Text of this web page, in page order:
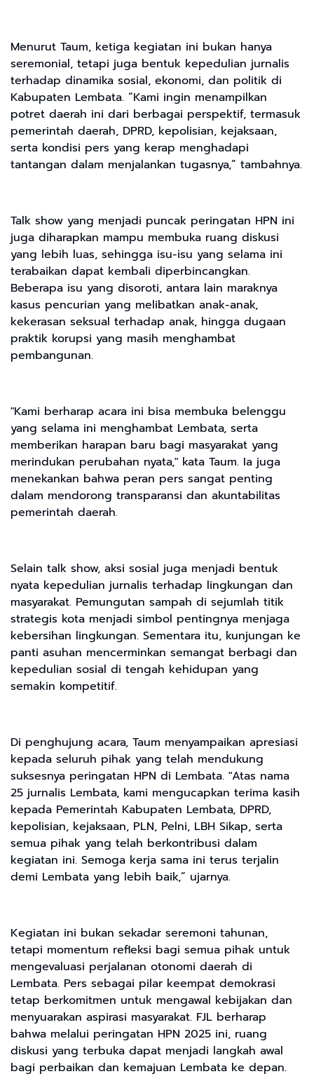
Menurut Taum, ketiga kegiatan ini bukan hanya
seremonial, tetapi juga bentuk kepedulian jurnalis
terhadap dinamika sosial, ekonomi, dan politik di
Kabupaten Lembata. “Kami ingin menampilkan
potret daerah ini dari berbagai perspektif, termasuk
pemerintah daerah, DPRD, kepolisian, kejaksaan,
serta kondisi pers yang kerap menghadapi
tantangan dalam menjalankan tugasnya,” tambahnya.
Talk show yang menjadi puncak peringatan HPN ini
juga diharapkan mampu membuka ruang diskusi
yang lebih luas, sehingga isu-isu yang selama ini
terabaikan dapat kembali diperbincangkan.
Beberapa isu yang disoroti, antara lain maraknya
kasus pencurian yang melibatkan anak-anak,
kekerasan seksual terhadap anak, hingga dugaan
praktik korupsi yang masih menghambat
pembangunan.
"Kami berharap acara ini bisa membuka belenggu
yang selama ini menghambat Lembata, serta
memberikan harapan baru bagi masyarakat yang
merindukan perubahan nyata," kata Taum. Ia juga
menekankan bahwa peran pers sangat penting
dalam mendorong transparansi dan akuntabilitas
pemerintah daerah.
Selain talk show, aksi sosial juga menjadi bentuk
nyata kepedulian jurnalis terhadap lingkungan dan
masyarakat. Pemungutan sampah di sejumlah titik
strategis kota menjadi simbol pentingnya menjaga
kebersihan lingkungan. Sementara itu, kunjungan ke
panti asuhan mencerminkan semangat berbagi dan
kepedulian sosial di tengah kehidupan yang
semakin kompetitif.
Di penghujung acara, Taum menyampaikan apresiasi
kepada seluruh pihak yang telah mendukung
suksesnya peringatan HPN di Lembata. "Atas nama
25 jurnalis Lembata, kami mengucapkan terima kasih
kepada Pemerintah Kabupaten Lembata, DPRD,
kepolisian, kejaksaan, PLN, Pelni, LBH Sikap, serta
semua pihak yang telah berkontribusi dalam
kegiatan ini. Semoga kerja sama ini terus terjalin
demi Lembata yang lebih baik,” ujarnya.
Kegiatan ini bukan sekadar seremoni tahunan,
tetapi momentum refleksi bagi semua pihak untuk
mengevaluasi perjalanan otonomi daerah di
Lembata. Pers sebagai pilar keempat demokrasi
tetap berkomitmen untuk mengawal kebijakan dan
menyuarakan aspirasi masyarakat. FJL berharap
bahwa melalui peringatan HPN 2025 ini, ruang
diskusi yang terbuka dapat menjadi langkah awal
bagi perbaikan dan kemajuan Lembata ke depan.